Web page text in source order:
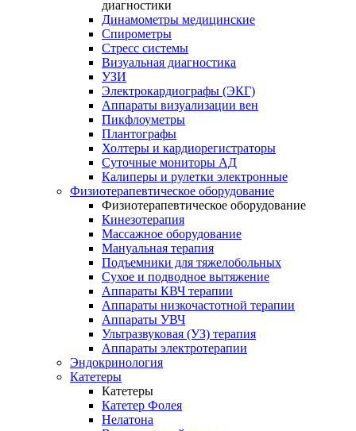
диагностики
Динамометры медицинские
Спирометры
Стресс системы
Визуальная диагностика
УЗИ
Электрокардиографы (ЭКГ)
Аппараты визуализации вен
Пикфлоуметры
Плантографы
Холтеры и кардиорегистраторы
Суточные мониторы АД
Калиперы и рулетки электронные
Физиотерапевтическое оборудование
Физиотерапевтическое оборудование
Кинезотерапия
Массажное оборудование
Мануальная терапия
Подъемники для тяжелобольных
Сухое и подводное вытяжение
Аппараты КВЧ терапии
Аппараты низкочастотной терапии
Аппараты УВЧ
Ультразвуковая (УЗ) терапия
Аппараты электротерапии
Эндокринология
Катетеры
Катетеры
Катетер Фолея
Нелатона